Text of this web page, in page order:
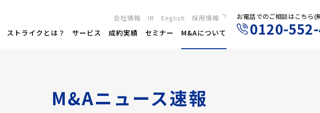
会社情報 IR English 採用情報
新卒採用
キャリア採用
ストライクとは？ サービス 成約実績 セミナー M&Aについて
お電話でのご相談はこちら(
0120-
M&Aニュース速報